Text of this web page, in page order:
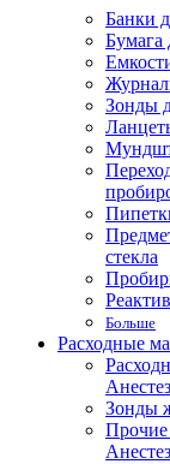
Банки
Бумага
Зонды
стекла
Больше
Расходные
Зонды
Прочие